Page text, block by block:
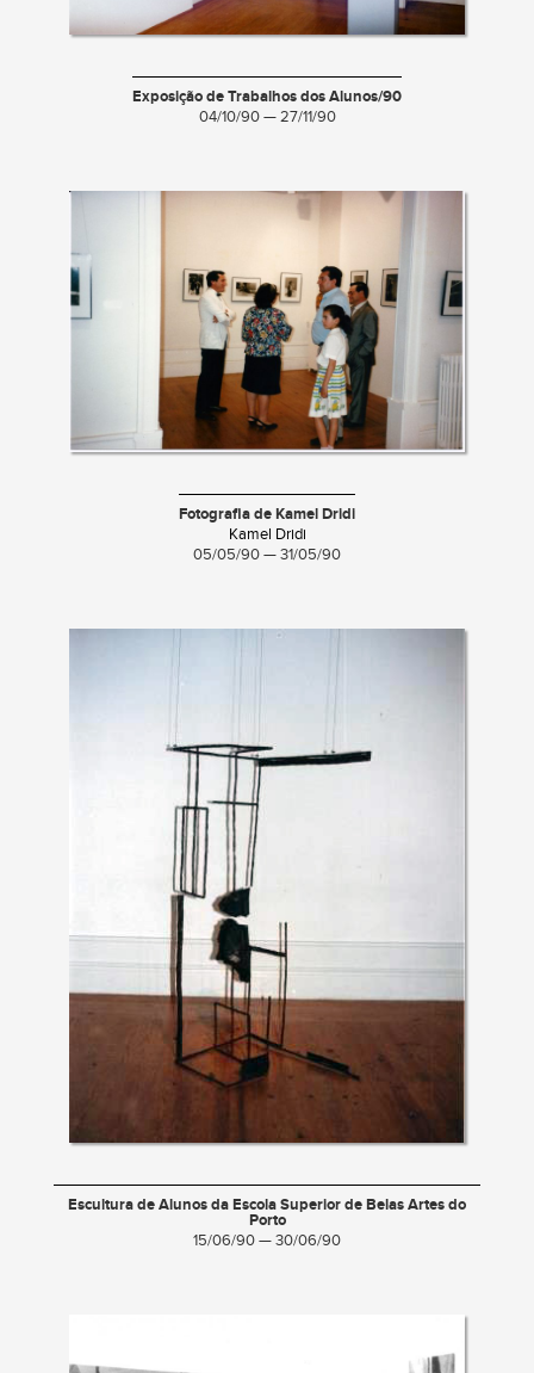
Exposição de Trabalhos dos Alunos/90
04/10/90 — 27/11/90
Fotografia de Kamel Dridi
Kamel Dridi
05/05/90 — 31/05/90
Escultura de Alunos da Escola Superior de Belas Artes do
Porto
15/06/90 — 30/06/90